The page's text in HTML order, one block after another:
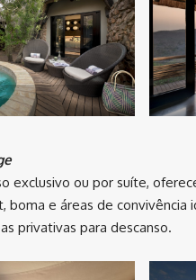
exclusivo ou por suíte,
boma e áreas de
privativas para descanso.